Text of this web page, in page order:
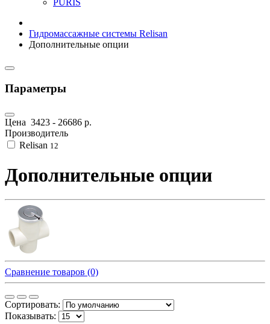
PURIS
Гидромассажные системы Relisan
Дополнительные опции
Параметры
Цена 3423 - 26686 р.
Производитель
Relisan 12
Дополнительные опции
Сравнение товаров (0)
Сортировать:
Показывать: